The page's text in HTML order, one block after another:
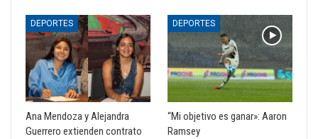
DEPORTES
Ana Mendoza y Alejandra
Guerrero extienden contrato
DEPORTES
“Mi objetivo es ganar»: Aaron
Ramsey